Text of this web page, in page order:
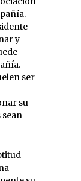
y
ser
su
sean